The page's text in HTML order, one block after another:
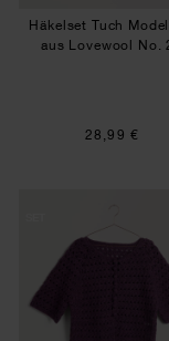
Häkelset Tuch
aus Lovewool No.
28,99 €